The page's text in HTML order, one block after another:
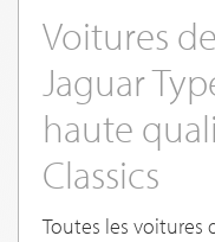
Voitures
Jaguar
haute
Classics
Toutes les voitures